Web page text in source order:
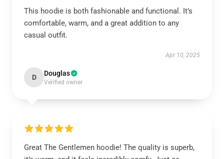
This hoodie is both fashionable and functional. It’s
comfortable, warm, and a great addition to any
casual outfit.
Apr 10, 2025
D Douglas
Verified owner
Great The Gentlemen hoodie! The quality is superb,